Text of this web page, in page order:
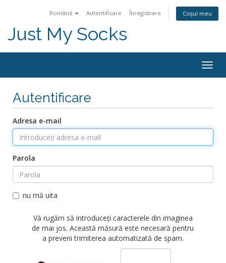
Română Autentificare Înregistrare Coșul meu
Just My Socks
Autentificare
Adresa e-mail
Parola
nu mă uita
Vă rugăm să introduceți caracterele din imaginea
de mai jos. Această măsură este necesară pentru
a preveni trimiterea automatizată de spam.